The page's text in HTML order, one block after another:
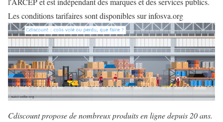
Les conditions tarifaires sont disponibles sur infosva.org
Cdiscount propose de nombreux produits en lignedepuis 20 ans.